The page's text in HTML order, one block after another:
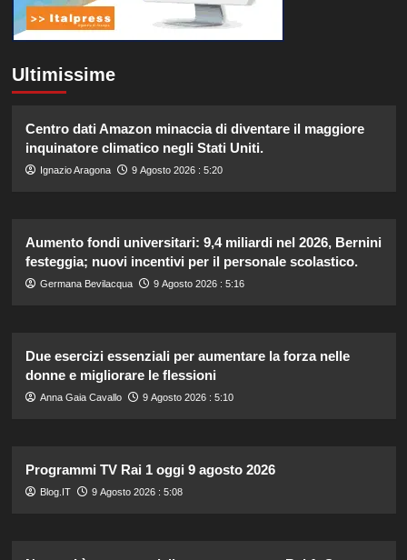
Ultimissime
Centro dati Amazon minaccia di diventare il maggiore
inquinatore climatico negli Stati Uniti.
Ignazio Aragona 9 Agosto 2026 : 5:20
Aumento fondi universitari: 9,4 miliardi nel 2026, Bernini
festeggia; nuovi incentivi per il personale scolastico.
Germana Bevilacqua 9 Agosto 2026 : 5:16
Due esercizi essenziali per aumentare la forza nelle
donne e migliorare le flessioni
Anna Gaia Cavallo 9 Agosto 2026 : 5:10
Programmi TV Rai 1 oggi 9 agosto 2026
Blog.IT 9 Agosto 2026 : 5:08